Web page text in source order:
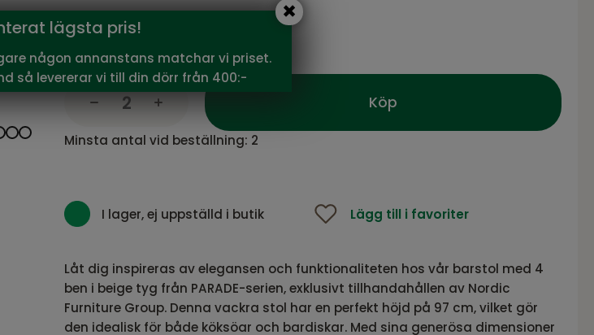
Vårt pris:1 649
Köp
Minsta antal vid beställning: 2
I lager, ej uppställd i butik Lägg till i favoriter
Låt dig inspireras av elegansen och funktionaliteten hos vår barstol med 4
ben i beige tyg från PARADE-serien, exklusivt tillhandahållen av Nordic
Furniture Group. Denna vackra stol har en perfekt höjd på 97 cm, vilket gör
den idealisk för både köksöar och bardiskar. Med sina generösa dimensioner
lägsta pris!
någon annanstans matchar vi priset.
så levererar vi till din dörr från 400:-